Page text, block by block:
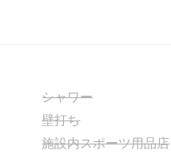
シャワー
壁打ち
施設内スポーツ用品店